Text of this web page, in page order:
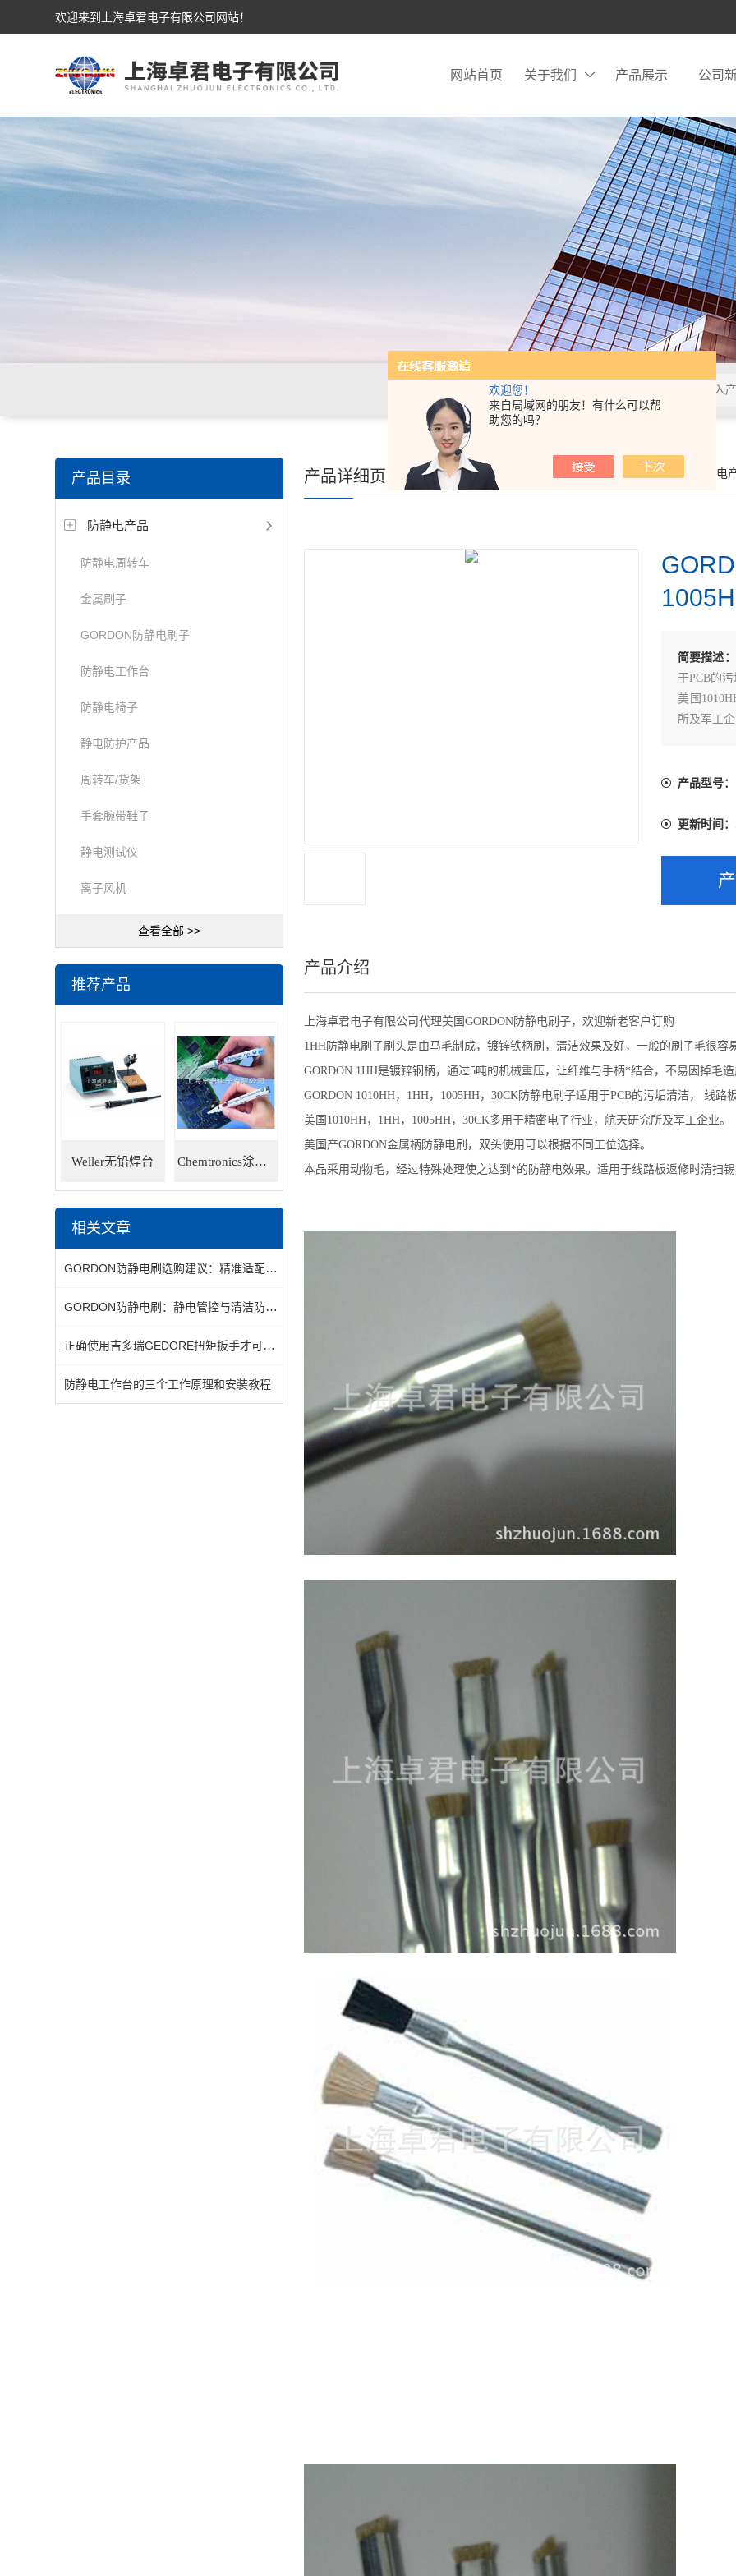
欢迎您！
来自局域网的朋友！有什么可以帮
助您的吗？
欢迎来到上海卓君电子有限公司网站！
网站首页 关于我们 产品展示 公司
产品目录
防静电产品
防静电周转车
金属刷子
GORDON防静电刷子
防静电工作台
防静电椅子
静电防护产品
周转车/货架
手套腕带鞋子
静电测试仪
离子风机
查看全部 >>
推荐产品
Weller无铅焊台 Chemtronics涂层笔
相关文章
GORDON防静电刷选购建议：精准适配场景的静电管控选型指南
GORDON防静电刷：静电管控与清洁防护的双重核心作用
正确使用吉多瑞GEDORE扭矩扳手才可延长其使用寿命
防静电工作台的三个工作原理和安装教程
你的位置： 产品展示 防静电
产品详细页
简要描述：
于PCB的
美国
所及军工企
产品型号：
更新时间：
产品介绍
上海卓君电子有限公司代理美国GORDON防静电刷子，欢迎新老客户订购
1HH防静电刷子刷头是由马毛制成，镀锌铁柄刷，清洁效果及好，一般的刷子毛很容
GORDON 1HH是镀锌钢柄，通过5吨的机械重压，让纤维与手柄*结合，不易因掉毛造
GORDON 1010HH，1HH，1005HH，30CK防静电刷子适用于PCB的污垢清洁， 线路
美国1010HH，1HH，1005HH，30CK多用于精密电子行业，航天研究所及军工企业。
美国产GORDON金属柄防静电刷，双头使用可以根据不同工位选择。
本品采用动物毛，经过特殊处理使之达到*的防静电效果。适用于线路板返修时清扫锡